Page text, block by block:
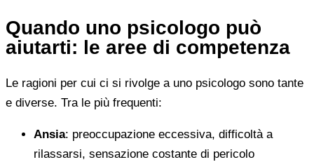
Quando uno psicologo può
aiutarti: le aree di competenza
Le ragioni per cui ci si rivolge a uno psicologo sono tante
e diverse. Tra le più frequenti:
Ansia: preoccupazione eccessiva, difficoltà a
rilassarsi, sensazione costante di pericolo